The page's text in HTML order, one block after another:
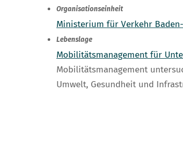
Organisationseinheit
Ministerium für Verkehr
Lebenslage
Mobilitätsmanagement für
Mobilitätsmanagement
Umwelt, Gesundheit und